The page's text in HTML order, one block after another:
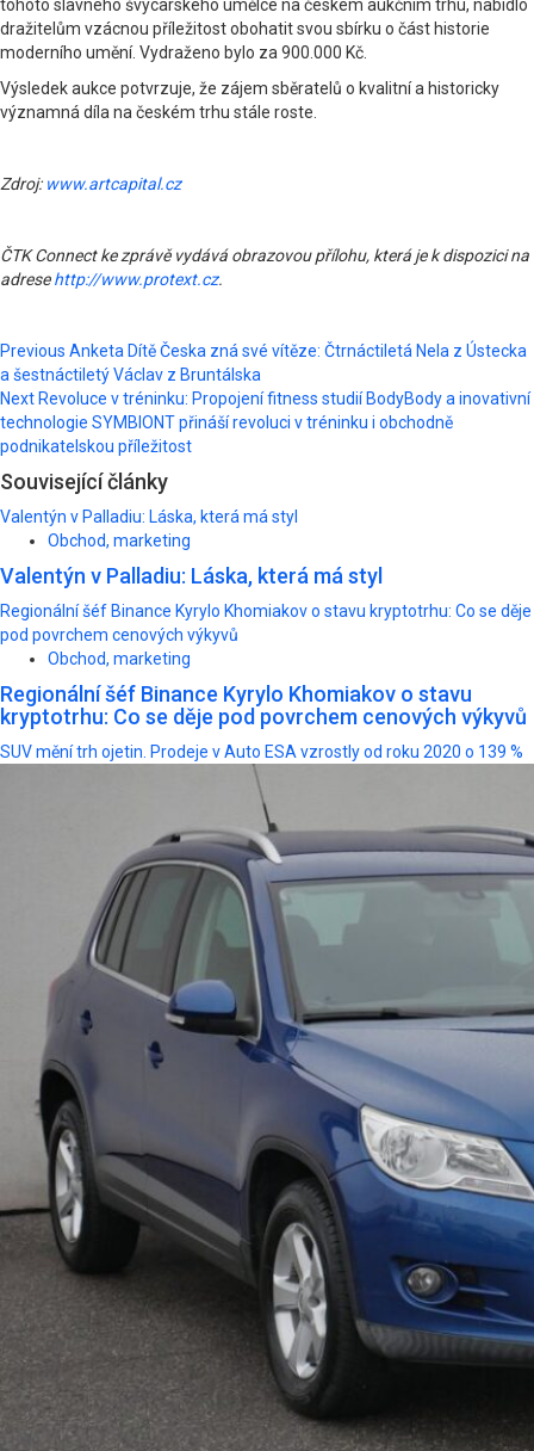
tohoto slavného švýcarského umělce na českém aukčním trhu, nabídlo
dražitelům vzácnou příležitost obohatit svou sbírku o část historie
moderního umění. Vydraženo bylo za 900.000 Kč.
Výsledek aukce potvrzuje, že zájem sběratelů o kvalitní a historicky
významná díla na českém trhu stále roste.
Zdroj: www.artcapital.cz
ČTK Connect ke zprávě vydává obrazovou přílohu, která je k dispozici na
adresehttp://www.protext.cz.
Post
navigation
Previous Anketa Dítě Česka zná své vítěze: Čtrnáctiletá Nela z Ústecka
a šestnáctiletý Václav z Bruntálska
Next Revoluce v tréninku: Propojení fitness studií BodyBody a inovativní
technologie SYMBIONT přináší revoluci v tréninku i obchodně
podnikatelskou příležitost
Související články
Valentýn v Palladiu: Láska, která má styl
Obchod, marketing
Valentýn v Palladiu: Láska, která má styl
Regionální šéf Binance Kyrylo Khomiakov o stavu kryptotrhu: Co se děje
pod povrchem cenových výkyvů
Obchod, marketing
Regionální šéf Binance Kyrylo Khomiakov o stavu
kryptotrhu: Co se děje pod povrchem cenových výkyvů
SUV mění trh ojetin. Prodeje v Auto ESA vzrostly od roku 2020 o 139 %